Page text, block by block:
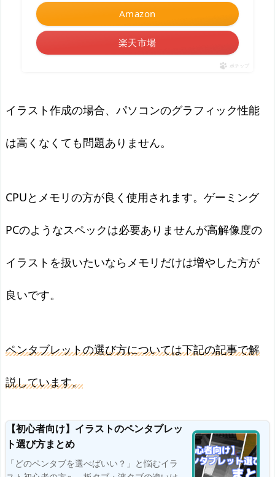
Amazon
楽天市場
ポチップ
イラスト作成の場合、パソコンのグラフィック性能
は高くなくても問題ありません。
CPUとメモリの方が良く使用されます。ゲーミング
PCのようなスペックは必要ありませんが高解像度の
イラストを扱いたいならメモリだけは増やした方が
良いです。
ペンタブレットの選び方については下記の記事で解
説しています。
【初心者向け】イラストのペンタブレッ
ト選び方まとめ
「どのペンタブを選べばいい？」と悩むイラ